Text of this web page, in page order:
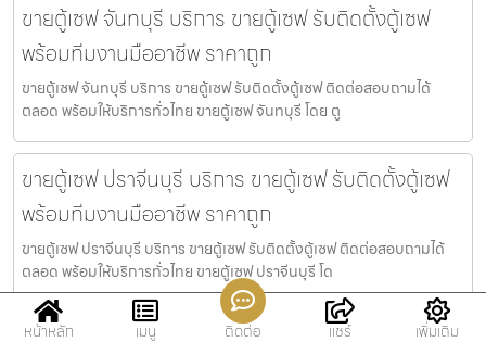
ขายตู้เซฟ จันทบุรี บริการ ขายตู้เซฟ รับติดตั้งตู้เซฟ
พร้อมทีมงานมืออาชีพ ราคาถูก
ขายตู้เซฟ จันทบุรี บริการ ขายตู้เซฟ รับติดตั้งตู้เซฟ ติดต่อสอบถามได้
ตลอด พร้อมให้บริการทั่วไทย ขายตู้เซฟ จันทบุรี โดย ตู
ขายตู้เซฟ ปราจีนบุรี บริการ ขายตู้เซฟ รับติดตั้งตู้เซฟ
พร้อมทีมงานมืออาชีพ ราคาถูก
ขายตู้เซฟ ปราจีนบุรี บริการ ขายตู้เซฟ รับติดตั้งตู้เซฟ ติดต่อสอบถามได้
ตลอด พร้อมให้บริการทั่วไทย ขายตู้เซฟ ปราจีนบุรี โด
หน้าหลัก เมนู ติดต่อ แชร์ เพิ่มเติม